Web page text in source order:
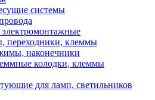
системы
переходники, клеммы
наконечники
колодки, клеммы
для ламп, светильников